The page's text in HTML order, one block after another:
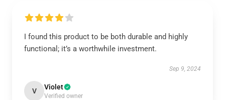
I found this product to be both durable and highly
functional; it’s a worthwhile investment.
Sep 9, 2024
V Violet
Verified owner